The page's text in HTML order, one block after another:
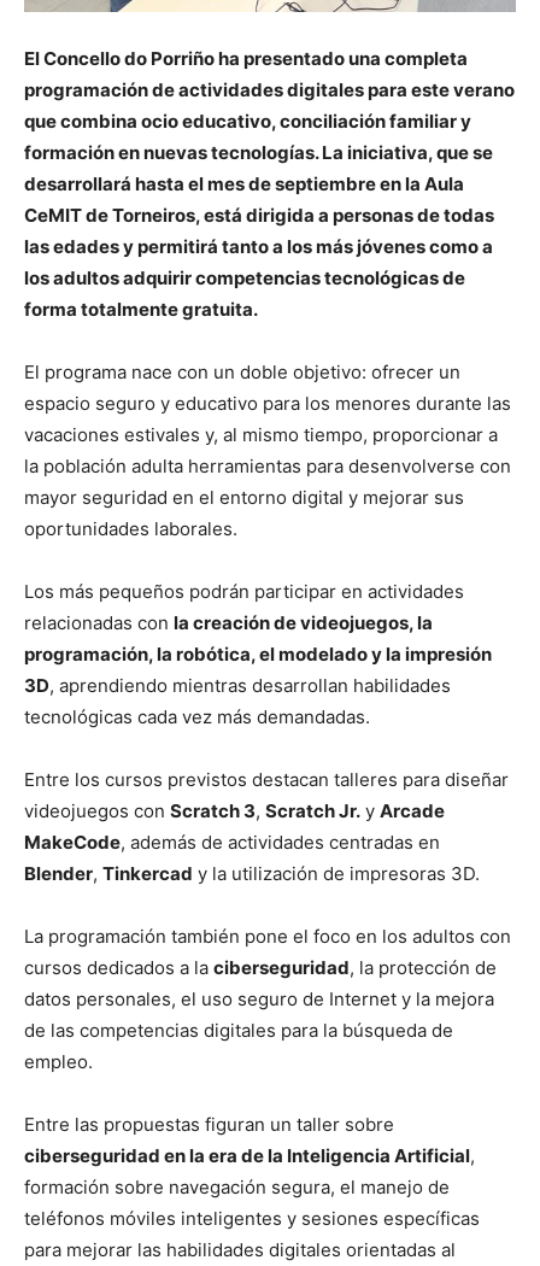
El Concello do Porriño ha presentado una completa
programación de actividades digitales para este verano
que combina ocio educativo, conciliación familiar y
formación en nuevas tecnologías. La iniciativa, que se
desarrollará hasta el mes de septiembre en la Aula
CeMIT de Torneiros, está dirigida a personas de todas
las edades y permitirá tanto a los más jóvenes como a
los adultos adquirir competencias tecnológicas de
forma totalmente gratuita.
El programa nace con un doble objetivo: ofrecer un
espacio seguro y educativo para los menores durante las
vacaciones estivales y, al mismo tiempo, proporcionar a
la población adulta herramientas para desenvolverse con
mayor seguridad en el entorno digital y mejorar sus
oportunidades laborales.
Los más pequeños podrán participar en actividades
relacionadas con la creación de videojuegos, la
programación, la robótica, el modelado y la impresión
3D, aprendiendo mientras desarrollan habilidades
tecnológicas cada vez más demandadas.
Entre los cursos previstos destacan talleres para diseñar
videojuegos con Scratch 3, Scratch Jr. y Arcade
MakeCode, además de actividades centradas en
Blender, Tinkercad y la utilización de impresoras 3D.
La programación también pone el foco en los adultos con
cursos dedicados a la ciberseguridad, la protección de
datos personales, el uso seguro de Internet y la mejora
de las competencias digitales para la búsqueda de
empleo.
Entre las propuestas figuran un taller sobre
ciberseguridad en la era de la Inteligencia Artificial,
formación sobre navegación segura, el manejo de
teléfonos móviles inteligentes y sesiones específicas
para mejorar las habilidades digitales orientadas al